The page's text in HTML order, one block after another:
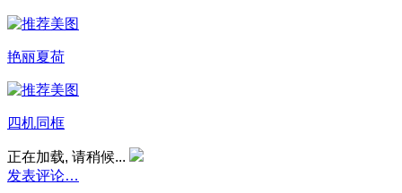
艳丽夏荷
四机同框
正在加载, 请稍候...
发表评论…